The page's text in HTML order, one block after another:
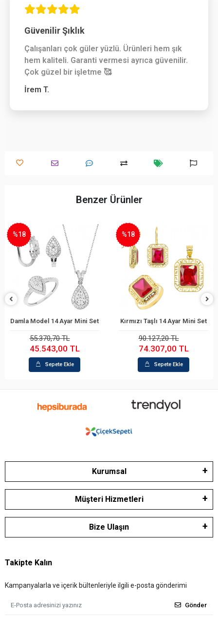
Güvenilir Şıklık
Çalışanları çok güler yüzlü. Ürünleri hem şık
hem kaliteli. Garanti vermesi ayrıca güvenilir.
Çok güzel bir işletme 🥰
İrem T.
Benzer Ürünler
Sepete Ekle
Damla Model 14 Ayar Mini Set
%18
55.370,70 TL
45.543,00 TL
Sepete Ekle
Sepete Ekle
Kırmızı Taşlı 14 Ayar Mini Set
%18
90.127,20 TL
74.307,00 TL
Sepete Ekle
Kurumsal
Müşteri Hizmetleri
Bize Ulaşın
Takipte Kalın
Kampanyalarla ve içerik bültenleriyle ilgili e-posta gönderimi
Gönder